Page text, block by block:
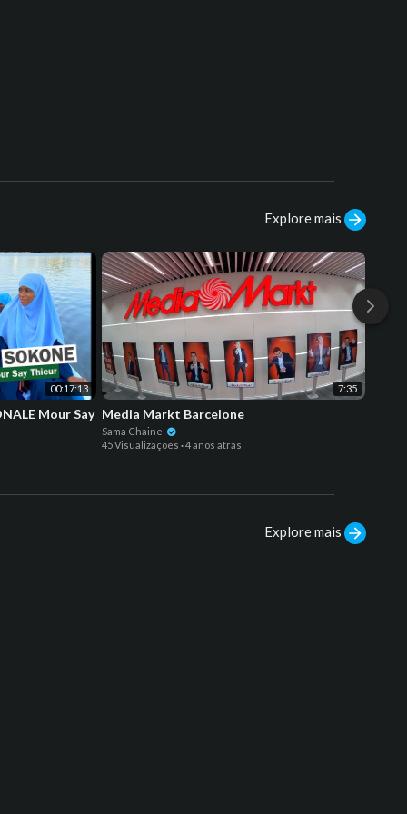
Explore mais
00:17:13
Mour Say
7:35
Media Markt Barcelone
Sama Chaine
45 Visualizações ·4 anos atrás
Explore mais